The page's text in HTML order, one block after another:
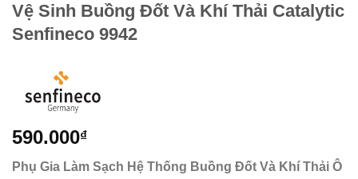
Vệ Sinh Buồng Đốt Và Khí Thải Catalytic
Senfineco 9942
590.000₫
Phụ Gia Làm Sạch Hệ Thống Buồng Đốt Và Khí Thải Ô